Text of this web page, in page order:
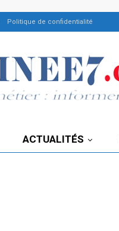
Politique de confidentialité
ACTUALITÉS